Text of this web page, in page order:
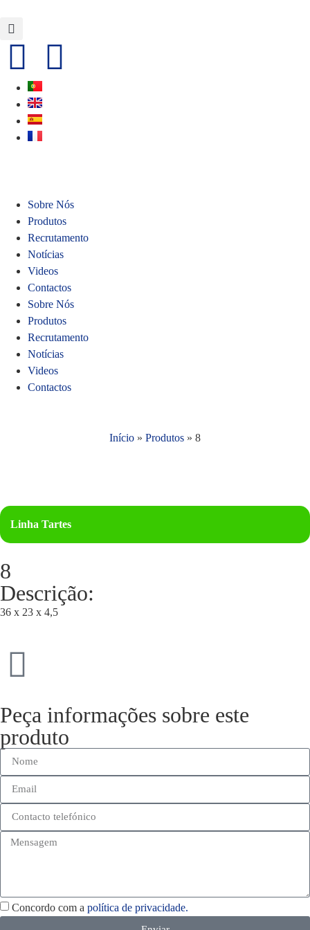
Sobre Nós
Produtos
Recrutamento
Notícias
Videos
Contactos
Sobre Nós
Produtos
Recrutamento
Notícias
Videos
Contactos
Início » Produtos » 8
Linha Tartes
8
Descrição:
36 x 23 x 4,5
Peça informações sobre este
produto
Concordo com a política de privacidade.